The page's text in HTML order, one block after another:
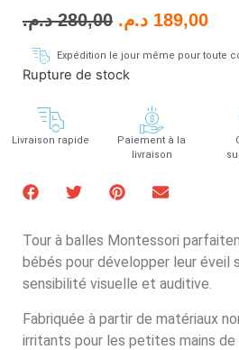
280,00 د.م. 189,00 د.م.
Expédition le jour même pour toute
Rupture de stock
Livraison rapide
Paiement à la
livraison
Tour à balles Montessori
bébés pour développer leur éveil
sensibilité visuelle et auditive.
Fabriquée à partir de matériaux
irritants pour les petites mains de